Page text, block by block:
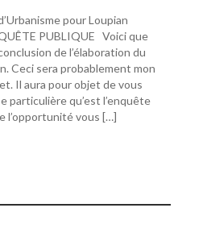
pour Loupian
PUBLIQUE Voici que
de l’élaboration du
Ceci sera probablement mon
Il aura pour objet de vous
particulière qu’est l’enquête
l’opportunité vous […]